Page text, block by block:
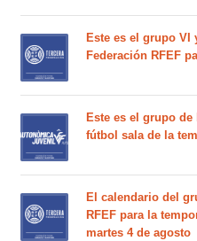
Este es el grupo VI
Federación RFEF
Este es el grupo
fútbol sala de la
El calendario del
RFEF para la
martes 4 de agosto